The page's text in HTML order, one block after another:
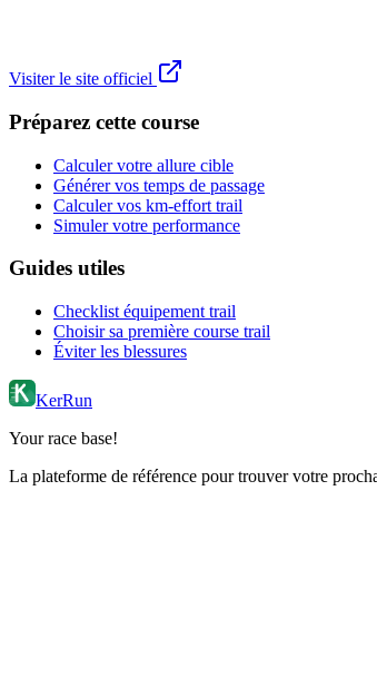
Visiter le site officiel
Préparez cette course
Calculer votre allure cible
Générer vos temps de passage
Calculer vos km-effort trail
Simuler votre performance
Guides utiles
Checklist équipement trail
Choisir sa première course trail
Éviter les blessures
KerRun
Your race base!
La plateforme de référence pour trouver votre